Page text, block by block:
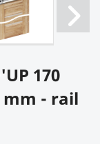
170
mm - rail